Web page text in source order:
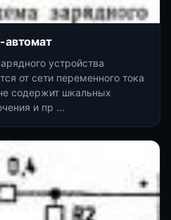
автомат
устройства
от сети переменного тока
содержит шкальных
и пр ...